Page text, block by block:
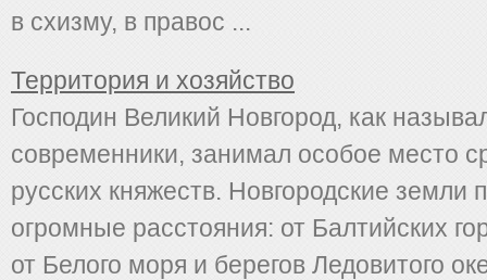
в схизму, в правос ...
Территория и хозяйство
Господин Великий Новгород, как
современники, занимал особое место
русских княжеств. Новгородские земли
огромные расстояния: от Балтийских
от Белого моря и берегов Ледовитого